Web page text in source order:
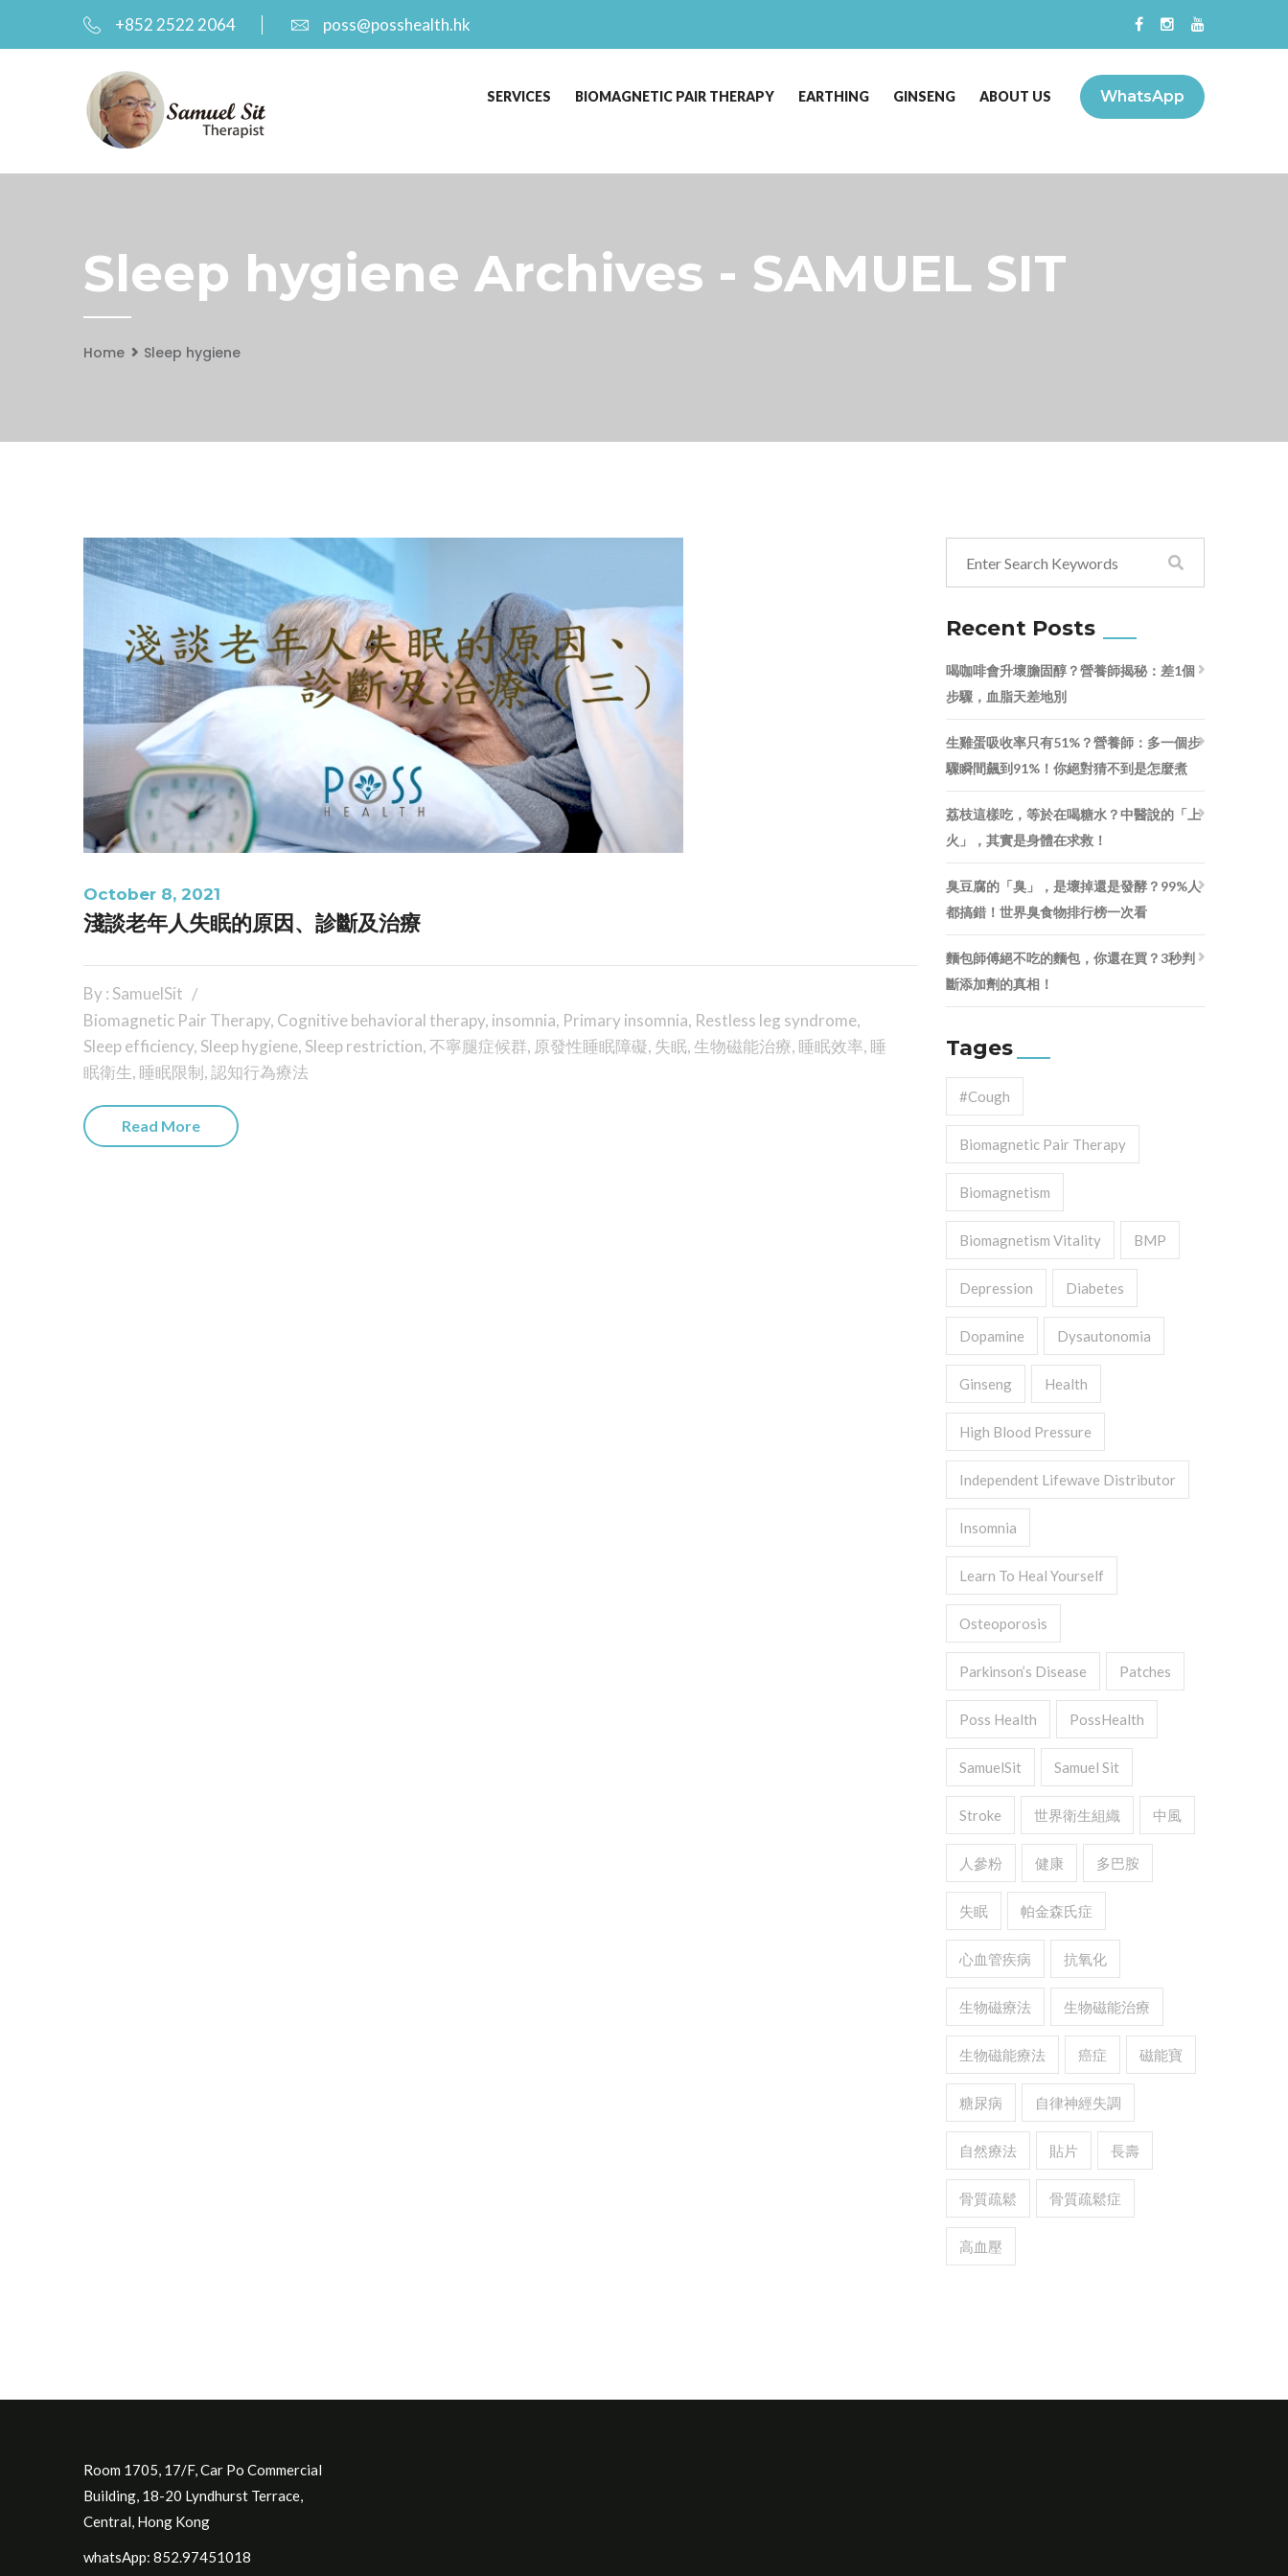
+852 2522 2064 poss@posshealth.hk
WhatsApp
SERVICES BIOMAGNETIC PAIR THERAPY EARTHING GINSENG ABOUT US
Sleep hygiene Archives - SAMUEL SIT
Home Sleep hygiene
October 8, 2021
淺談老年人失眠的原因、診斷及治療
By : SamuelSit
Biomagnetic Pair Therapy, Cognitive behavioral therapy, insomnia, Primary insomnia, Restless leg syndrome,
Sleep efficiency, Sleep hygiene, Sleep restriction, 不寧腿症候群, 原發性睡眠障礙, 失眠, 生物磁能治療, 睡眠效率, 睡
眠衛生, 睡眠限制,認知行為療法
Read More
Recent Posts
喝咖啡會升壞膽固醇？營養師揭秘：差1個
步驟，血脂天差地別
生雞蛋吸收率只有51%？營養師：多一個步
驟瞬間飆到91%！你絕對猜不到是怎麼煮
荔枝這樣吃，等於在喝糖水？中醫說的「上
火」，其實是身體在求救！
臭豆腐的「臭」，是壞掉還是發酵？99%人
都搞錯！世界臭食物排行榜一次看
麵包師傅絕不吃的麵包，你還在買？3秒判
斷添加劑的真相！
Tages
#cough
Biomagnetic Pair Therapy
Biomagnetism
Biomagnetism Vitality BMP
Depression Diabetes
Dopamine Dysautonomia
Ginseng Health
High Blood Pressure
Independent Lifewave Distributor
Insomnia
Learn To Heal Yourself
Osteoporosis
Parkinson’s Disease Patches
Poss Health PossHealth
SamuelSit Samuel Sit
Stroke 世界衛生組織 中風
人參粉 健康 多巴胺
失眠 帕金森氏症
心血管疾病 抗氧化
生物磁療法 生物磁能治療
生物磁能療法 癌症 磁能寶
糖尿病 自律神經失調
自然療法 貼片 長壽
骨質疏鬆 骨質疏鬆症
高血壓
Room 1705, 17/F, Car Po Commercial
Building, 18-20 Lyndhurst Terrace,
Central, Hong Kong
whatsApp: 852.97451018